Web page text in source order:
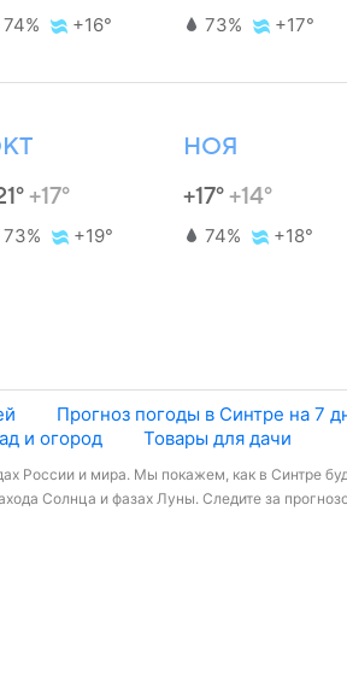
74% +16° 73% +17°
+17°
73% +19°
НОЯ
+17°+14°
74% +18°
Прогноз погоды в Синтре на 7
и огород
Товары для дачи
России и мира. Мы покажем, как в Синтре
Солнца и фазах Луны. Следите за